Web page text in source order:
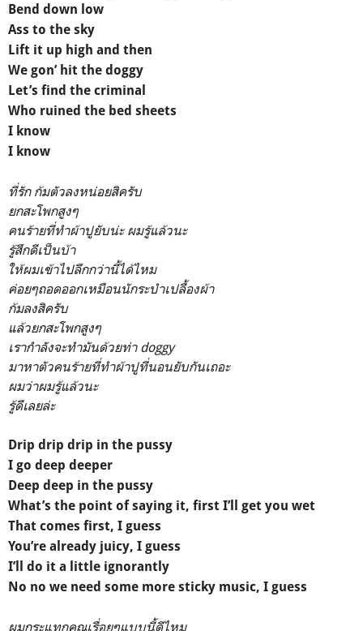
Bend down low
Ass to the sky
Lift it up high and then
We gon’ hit the doggy
Let’s find the criminal
Who ruined the bed sheets
I know
I know
ที่รัก ก้มตัวลงหน่อยสิครับ
ยกสะโพกสูงๆ
คนร้ายที่ทำผ้าปูยับน่ะ ผมรู้แล้วนะ
รู้สึกดีเป็นบ้า
ให้ผมเข้าไปลึกกว่านี้ได้ไหม
ค่อยๆถอดออกเหมือนนักระบำเปลื้องผ้า
ก้มลงสิครับ
แล้วยกสะโพกสูงๆ
เรากำลังจะทำมันด้วยท่า doggy
มาหาตัวคนร้ายที่ทำผ้าปูที่นอนยับกันเถอะ
ผมว่าผมรู้แล้วนะ
รู้ดีเลยล่ะ
Drip drip drip in the pussy
I go deep deeper
Deep deep in the pussy
What’s the point of saying it, first I’ll get you wet
That comes first, I guess
You’re already juicy, I guess
I’ll do it a little ignorantly
No no we need some more sticky music, I guess
ผมกระแทกคุณเรื่อยๆแบบนี้ดีไหม